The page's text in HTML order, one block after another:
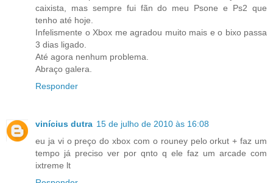
caixista, mas sempre fui fãn do meu Psone e Ps2 que
tenho até hoje.
Infelismente o Xbox me agradou muito mais e o bixo passa
3 dias ligado.
Até agora nenhum problema.
Abraço galera.
Responder
vinícius dutra 15 de julho de 2010 às 16:08
eu ja vi o preço do xbox com o rouney pelo orkut + faz um
tempo já preciso ver por qnto q ele faz um arcade com
ixtreme lt